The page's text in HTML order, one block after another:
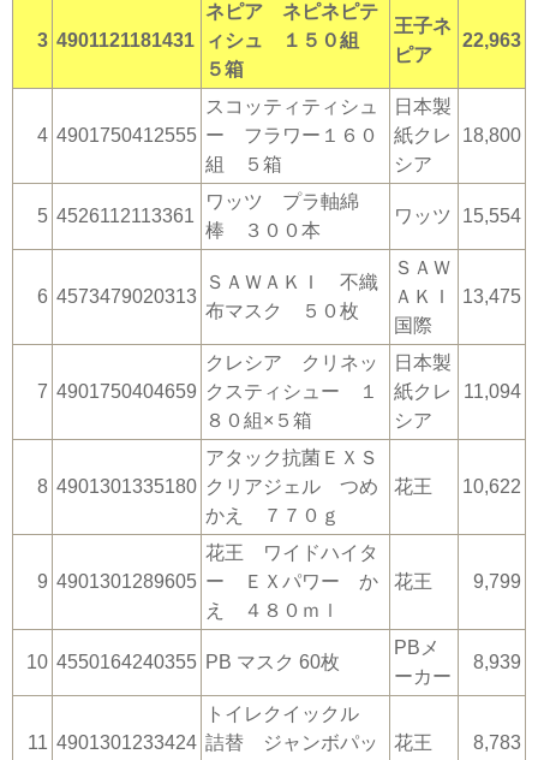
3 4901121181431
ネピア ネピネピテ
ィシュ １５０組
５箱
王子ネ
ピア
22,963
4 4901750412555
スコッティティシュ
ー フラワー１６０
組 ５箱
日本製
紙クレ
シア
18,800
5 4526112113361
ワッツ プラ軸綿
棒 ３００本
ワッツ 15,554
6 4573479020313
ＳＡＷＡＫＩ 不織
布マスク ５０枚
ＳＡＷ
ＡＫＩ
国際
13,475
7 4901750404659
クレシア クリネッ
クスティシュー １
８０組×５箱
日本製
紙クレ
シア
11,094
8 4901301335180
アタック抗菌ＥＸＳ
クリアジェル つめ
かえ ７７０ｇ
花王 10,622
9 4901301289605
花王 ワイドハイタ
ー ＥＸパワー か
え ４８０ｍｌ
花王 9,799
10 4550164240355 PB マスク 60枚
PBメ
ーカー
8,939
11 4901301233424
トイレクイックル
詰替 ジャンボパッ
花王 8,783